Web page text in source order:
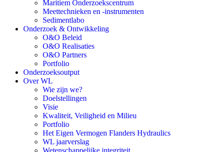
Maritiem Onderzoekscentrum
Meettechnieken en -instrumenten
Sedimentlabo
Onderzoek & Ontwikkeling
O&O Beleid
O&O Realisaties
O&O Partners
Portfolio
Onderzoeksoutput
Over WL
Wie zijn we?
Doelstellingen
Visie
Kwaliteit, Veiligheid en Milieu
Portfolio
Het Eigen Vermogen Flanders Hydraulics
WL jaarverslag
Wetenschappelijke integriteit